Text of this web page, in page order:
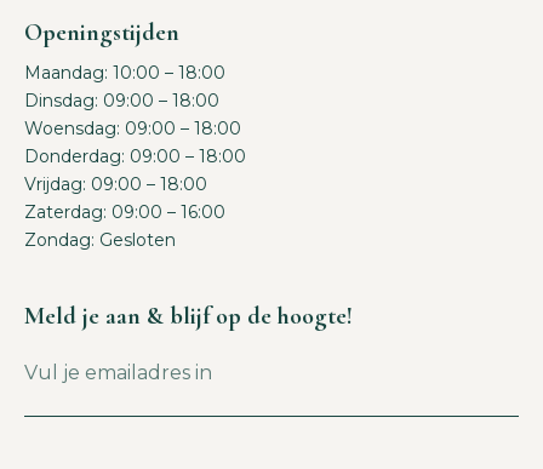
Openingstijden
Maandag: 10:00 – 18:00
Dinsdag: 09:00 – 18:00
Woensdag: 09:00 – 18:00
Donderdag: 09:00 – 18:00
Vrijdag: 09:00 – 18:00
Zaterdag: 09:00 – 16:00
Zondag: Gesloten
Meld je aan & blijf op de hoogte!